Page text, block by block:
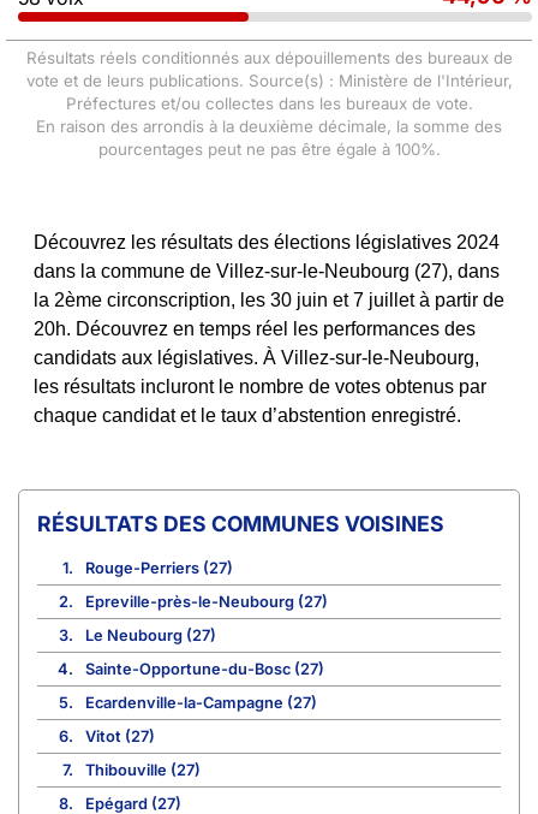
Résultats réels conditionnés aux dépouillements des bureaux de
vote et de leurs publications. Source(s) : Ministère de l'Intérieur,
Préfectures et/ou collectes dans les bureaux de vote.
En raison des arrondis à la deuxième décimale, la somme des
pourcentages peut ne pas être égale à 100%.
Découvrez les résultats des élections législatives 2024
dans la commune de Villez-sur-le-Neubourg (27), dans
la 2ème circonscription, les 30 juin et 7 juillet à partir de
20h. Découvrez en temps réel les performances des
candidats aux législatives. À Villez-sur-le-Neubourg,
les résultats incluront le nombre de votes obtenus par
chaque candidat et le taux d’abstention enregistré.
COMMUNES VOISINES
1.
Rouge-Perriers (27)
2.
Epreville-près-le-Neubourg (27)
3.
Le Neubourg (27)
4.
Sainte-Opportune-du-Bosc (27)
5.
Ecardenville-la-Campagne (27)
6.
Vitot (27)
7.
Thibouville (27)
8.
Epégard (27)